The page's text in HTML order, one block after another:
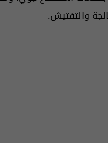
والتفتيش.